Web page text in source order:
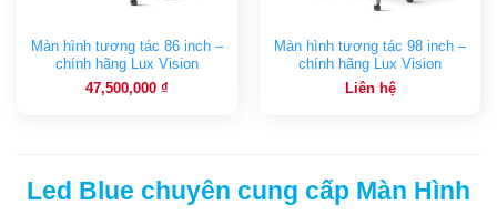
Màn hình tương tác 86 inch –
chính hãng Lux Vision
47,500,000 ₫
Màn hình tương tác 98 inch –
chính hãng Lux Vision
Liên hệ
Led Blue chuyên cung cấp Màn Hình